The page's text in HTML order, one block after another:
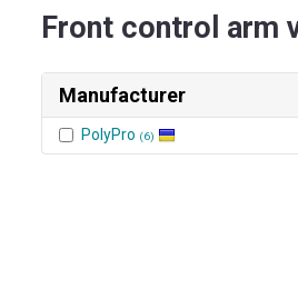
Front control arm
Manufacturer
PolyPro (6)